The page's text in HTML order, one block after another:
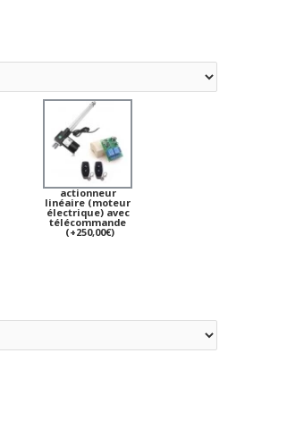
actionneur
linéaire (moteur
électrique) avec
télécommande
(+250,00€)